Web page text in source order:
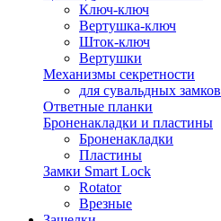
Ключ-ключ
Вертушка-ключ
Шток-ключ
Вертушки
Механизмы секретности
для сувальдных замков
Ответные планки
Броненакладки и пластины
Броненакладки
Пластины
Замки Smart Lock
Rotator
Врезные